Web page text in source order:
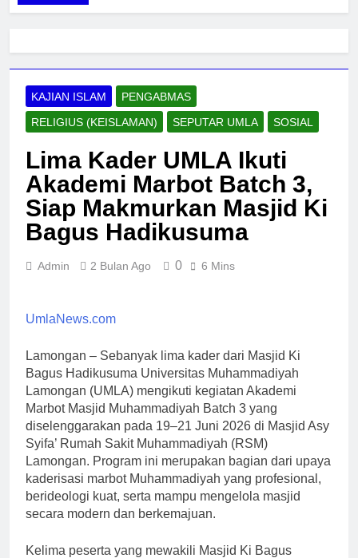
KAJIAN ISLAM
PENGABMAS
RELIGIUS (KEISLAMAN)
SEPUTAR UMLA SOSIAL
Lima Kader UMLA Ikuti
Akademi Marbot Batch 3,
Siap Makmurkan Masjid Ki
Bagus Hadikusuma
Admin 2 Bulan Ago 0 6 Mins
UmlaNews.com
Lamongan – Sebanyak lima kader dari Masjid Ki
Bagus Hadikusuma Universitas Muhammadiyah
Lamongan (UMLA) mengikuti kegiatan Akademi
Marbot Masjid Muhammadiyah Batch 3 yang
diselenggarakan pada 19–21 Juni 2026 di Masjid Asy
Syifa’ Rumah Sakit Muhammadiyah (RSM)
Lamongan. Program ini merupakan bagian dari upaya
kaderisasi marbot Muhammadiyah yang profesional,
berideologi kuat, serta mampu mengelola masjid
secara modern dan berkemajuan.
Kelima peserta yang mewakili Masjid Ki Bagus